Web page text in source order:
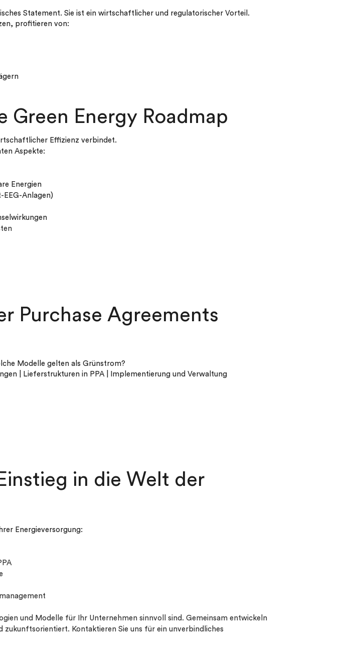
Statement. Sie ist ein wirtschaftlicher und regulatorischer Vorteil.
profitieren von:
Green Energy Roadmap
Effizienz verbindet.
Aspekte:
Energien
EEG-Anlagen)
Purchase Agreements
Modelle gelten als Grünstrom?
| Lieferstrukturen in PPA | Implementierung und Verwaltung
in die Welt der
Energieversorgung:
und Modelle für Ihr Unternehmen sinnvoll sind. Gemeinsam entwickeln
zukunftsorientiert. Kontaktieren Sie uns für ein unverbindliches